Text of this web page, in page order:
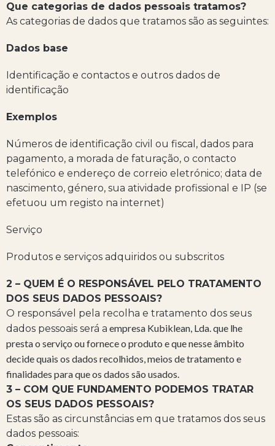
Que categorias de dados pessoais tratamos?
As categorias de dados que tratamos são as seguintes:
Dados base
Identificação e contactos e outros dados de
identificação
Exemplos
Números de identificação civil ou fiscal, dados para
pagamento, a morada de faturação, o contacto
telefónico e endereço de correio eletrónico; data de
nascimento, género, sua atividade profissional e IP (se
efetuou um registo na internet)
Serviço
Produtos e serviços adquiridos ou subscritos
2 – QUEM É O RESPONSÁVEL PELO TRATAMENTO
DOS SEUS DADOS PESSOAIS?
O responsável pela recolha e tratamento dos seus
dados pessoais será a empresa Kubiklean, Lda.que lhe
presta o serviço ou fornece o produto e que nesse âmbito
decide quais os dados recolhidos, meios de tratamento e
finalidades para que os dados são usados.
3 – COM QUE FUNDAMENTO PODEMOS TRATAR
OS SEUS DADOS PESSOAIS?
Estas são as circunstâncias em que tratamos dos seus
dados pessoais: